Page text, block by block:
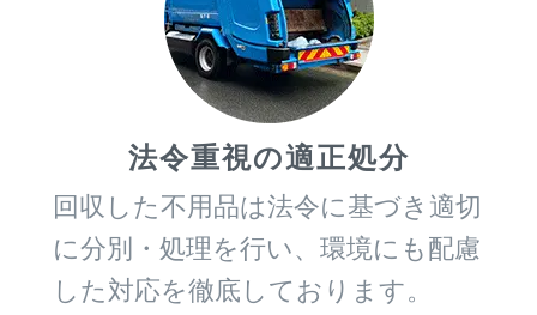
法令重視の適正処分
回収した不用品は法令に基づき適切
に分別・処理を行い、環境にも配慮
した対応を徹底しております。